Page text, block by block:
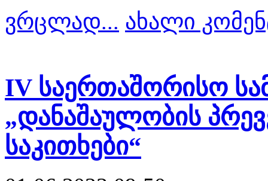
ვრცლად... ახალი
IV საერთაშორისო
„დანაშაულობის
საკითხები“